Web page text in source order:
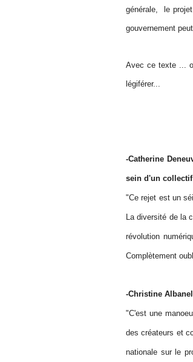
générale, le
gouvernement
Avec ce texte ...
légiférer...
-Catherine
sein d'un
"Ce rejet est un
La diversité de la
révolution
Complètement
-Christine
"C'est une
des créateurs et
nationale sur le